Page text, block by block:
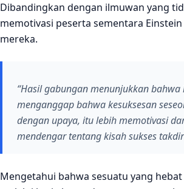
Dibandingkan dengan ilmuwan yang
memotivasi peserta sementara
mereka.
“Hasil gabungan menunjukkan bahwa
menganggap bahwa kesuksesan
dengan upaya, itu lebih memotivasi
mendengar tentang kisah sukses
Mengetahui bahwa sesuatu yang